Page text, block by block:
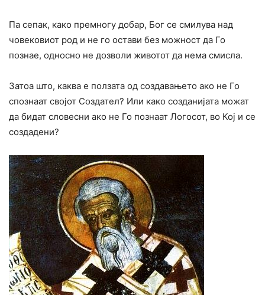
Па сепак, како премногу добар, Бог се смилува над
човековиот род и не го остави без можност да Го
познае, односно не дозволи животот да нема смисла.
Затоа што, каква е ползата од создавањето ако не Го
спознаат својот Создател? Или како созданијата можат
да бидат словесни ако не Го познаат Логосот, во Кој и се
создадени?